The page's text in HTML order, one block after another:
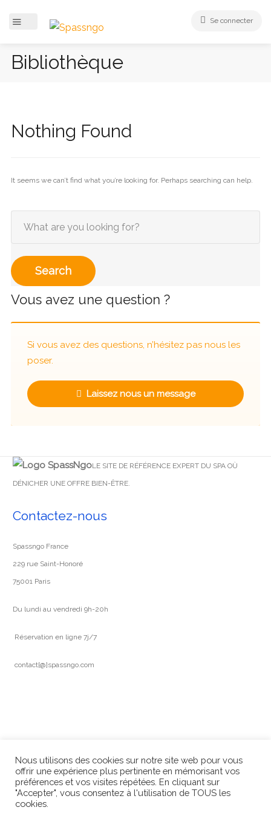
Se connecter
Bibliothèque
Nothing Found
It seems we can’t find what you’re looking for. Perhaps searching can help.
Search
Vous avez une question ?
Si vous avez des questions, n’hésitez pas nous les
poser.
Laissez nous un message
LE SITE DE RÉFÉRENCE EXPERT DU SPA OÙ
DÉNICHER UNE OFFRE BIEN-ÊTRE.
Contactez-nous
Spassngo France
229 rue Saint-Honoré
75001 Paris
Du lundi au vendredi 9h-20h
Réservation en ligne 7j/7
contact[@]spassngo.com
Nous utilisons des cookies sur notre site web pour vous
offrir une expérience plus pertinente en mémorisant vos
préférences et vos visites répétées. En cliquant sur
"Accepter", vous consentez à l'utilisation de TOUS les
cookies.